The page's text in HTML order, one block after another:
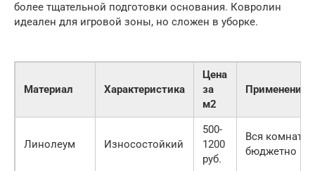
более тщательной подготовки основания. Ковролин
идеален для игровой зоны, но сложен в уборке.
Материал Характеристика
Цена
за
м2
Применение
Линолеум Износостойкий
500-
1200
руб.
Вся комната,
бюджетно